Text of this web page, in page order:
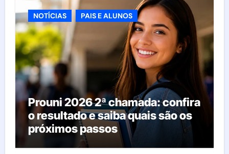
NOTÍCIAS PAIS E ALUNOS
Prouni 2026 2ª chamada: confira
o resultado e saiba quais são os
próximos passos